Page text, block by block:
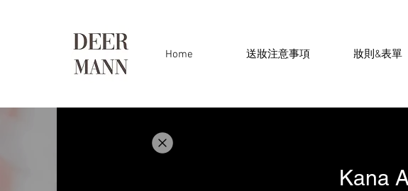
Home 送妝注意事項 妝則&表單
Kana